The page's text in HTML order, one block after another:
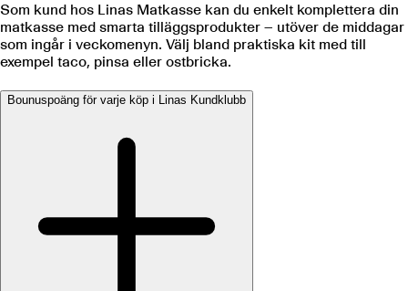
Som kund hos Linas Matkasse kan du enkelt komplettera din
matkasse med smarta tilläggsprodukter – utöver de middagar
som ingår i veckomenyn. Välj bland praktiska kit med till
exempel taco, pinsa eller ostbricka.
Bounuspoäng för varje köp i Linas Kundklubb